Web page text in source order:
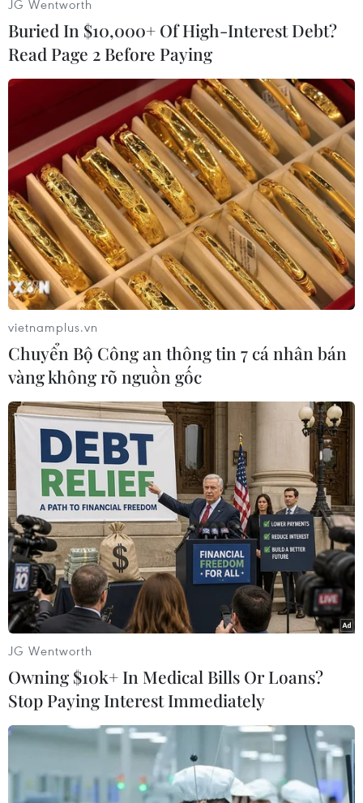
Cô bé 14 tuổi này cũng đi cùng với cha tới cổ vũ U19 Việt Nam.
(Ảnh: Minh Chiến/Vietnam+)
U19 Việt Nam đã chắp cánh cho tình yêu của Thúy và Hùng.
(Ảnh: Minh Chiến/Vietnam+)
JG Wentworth
Buried In $10,000+ Of High-Interest Debt?
Read Page 2 Before Paying
vietnamplus.vn
Chuyển Bộ Công an thông tin 7 cá nhân bán
vàng không rõ nguồn gốc
JG Wentworth
Owning $10k+ In Medical Bills Or Loans?
Stop Paying Interest Immediately